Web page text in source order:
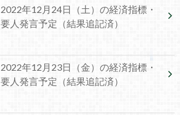
2022年12月24日（土）の経済指標・
要人発言予定（結果追記済）
2022年12月23日（金）の経済指標・
要人発言予定（結果追記済）